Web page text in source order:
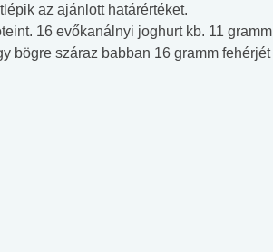
az ajánlott határértéket.
16 evőkanálnyi joghurt kb. 11 gramm
bögre száraz babban 16 gramm fehérjét